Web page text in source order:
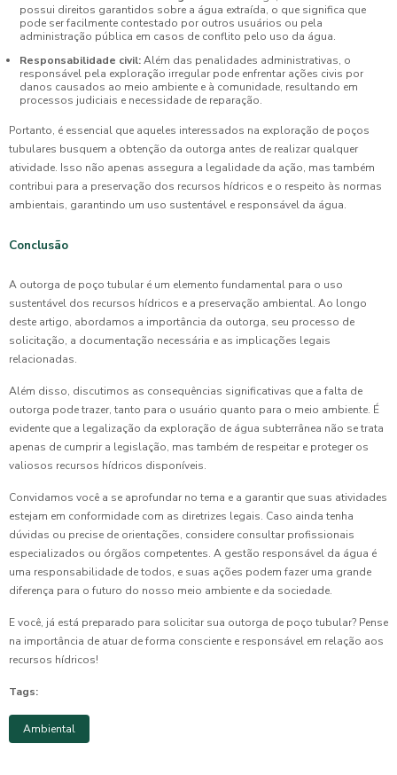
possui direitos garantidos sobre a água extraída, o que significa que
pode ser facilmente contestado por outros usuários ou pela
administração pública em casos de conflito pelo uso da água.
Responsabilidade civil:Além das penalidades administrativas, o
responsável pela exploração irregular pode enfrentar ações civis por
danos causados ao meio ambiente e à comunidade, resultando em
processos judiciais e necessidade de reparação.
Portanto, é essencial que aqueles interessados na exploração de poços
tubulares busquem a obtenção da outorga antes de realizar qualquer
atividade. Isso não apenas assegura a legalidade da ação, mas também
contribui para a preservação dos recursos hídricos e o respeito às normas
ambientais, garantindo um uso sustentável e responsável da água.
Conclusão
A outorga de poço tubular é um elemento fundamental para o uso
sustentável dos recursos hídricos e a preservação ambiental. Ao longo
deste artigo, abordamos a importância da outorga, seu processo de
solicitação, a documentação necessária e as implicações legais
relacionadas.
Além disso, discutimos as consequências significativas que a falta de
outorga pode trazer, tanto para o usuário quanto para o meio ambiente. É
evidente que a legalização da exploração de água subterrânea não se trata
apenas de cumprir a legislação, mas também de respeitar e proteger os
valiosos recursos hídricos disponíveis.
Convidamos você a se aprofundar no tema e a garantir que suas atividades
estejam em conformidade com as diretrizes legais. Caso ainda tenha
dúvidas ou precise de orientações, considere consultar profissionais
especializados ou órgãos competentes. A gestão responsável da água é
uma responsabilidade de todos, e suas ações podem fazer uma grande
diferença para o futuro do nosso meio ambiente e da sociedade.
E você, já está preparado para solicitar sua outorga de poço tubular? Pense
na importância de atuar de forma consciente e responsável em relação aos
recursos hídricos!
Tags:
Ambiental